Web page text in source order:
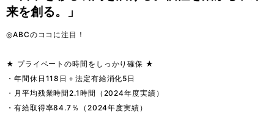
来を創る。」
◎ABCのココに注目！
★ プライベートの時間をしっかり確保 ★
・年間休日118日＋法定有給消化5日
・月平均残業時間2.1時間（2024年度実績）
・有給取得率84.7％（2024年度実績）